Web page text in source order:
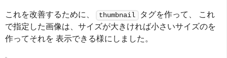
これを改善するために、 thumbnail
タグを作って、 これ
で指定した画像は、サイズが大きければ小さいサイズのを
作ってそれを 表示できる様にしました。